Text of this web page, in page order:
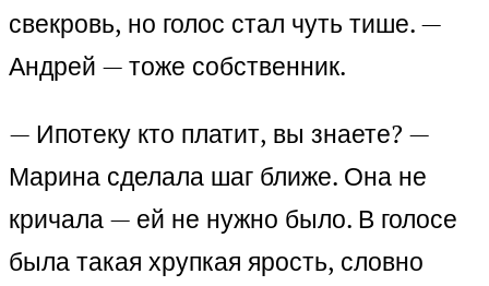
свекровь, но голос стал чуть тише. —
Андрей — тоже собственник.
— Ипотеку кто платит, вы знаете? —
Марина сделала шаг ближе. Она не
кричала — ей не нужно было. В голосе
была такая хрупкая ярость, словно